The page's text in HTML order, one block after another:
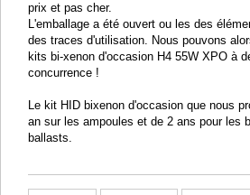
prix et pas cher.
L'emballage a été ouvert ou les des
des traces d'utilisation. Nous pouvons
kits bi-xenon d'occasion H4 55W XPO à
concurrence !
Le kit HID bixenon d'occasion que nous
an sur les ampoules et de 2 ans pour les
ballasts.